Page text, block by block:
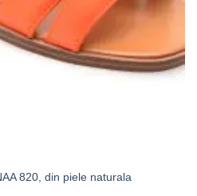
820, din piele naturala